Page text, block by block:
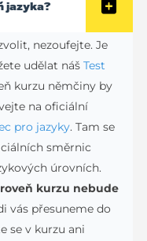
jazyka?
nezoufejte. Je
udělat nášTest
kurzu němčiny by
na oficiální
pro jazyky. Tam se
směrnic
úrovních.
kurzu nebude
vás přesuneme do
se v kurzu ani